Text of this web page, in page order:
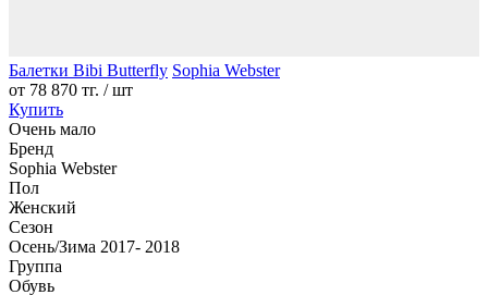
Балетки Bibi Butterfly Sophia Webster
от 78 870 тг. / шт
Купить
Очень мало
Бренд
Sophia Webster
Пол
Женский
Сезон
Осень/Зима 2017- 2018
Группа
Обувь